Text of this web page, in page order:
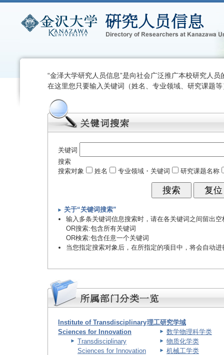
“金泽大学研究人员信息”是向社会广泛推广本校研究人员
在这里您只要输入关键词（姓名、专业领域、研究课题
关键词
搜索
搜索对象
姓名 专业领域・关键词 研究课题名称
关于“关键词搜索”
输入多条关键词信息搜索时，请在各关键词之间留出空
OR搜索:包含所有关键词
OR検索:包含任意一个关键词
当您指定搜索对象后，在所指定的项目中，将会自动
Institute of Transdisciplinary
Sciences for Innovation
Transdisciplinary
Sciences for Innovation
理工研究学域
数学物理科学类
物质化学类
机械工学类